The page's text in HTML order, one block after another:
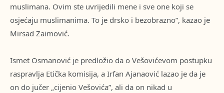
muslimana. Ovim ste uvrijedili mene i sve one koji se
osjećaju muslimanima. To je drsko i bezobrazno”, kazao je
Mirsad Zaimović.
Ismet Osmanović je predložio da o Vešovićevom postupku
raspravlja Etička komisija, a Irfan Ajanaović lazao je da je
on do jučer „cijenio Vešovića”, ali da on nikad u